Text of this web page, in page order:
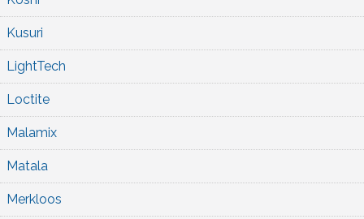
Kusuri
LightTech
Loctite
Malamix
Matala
Merkloos